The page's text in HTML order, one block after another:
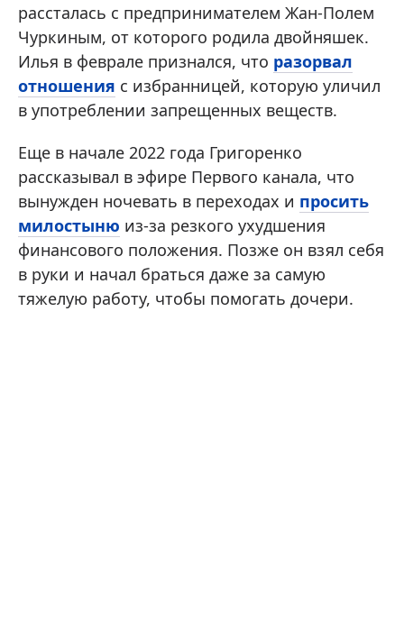
рассталась с предпринимателем Жан-Полем
Чуркиным, от которого родила двойняшек.
Илья в феврале признался, что разорвал
отношения с избранницей, которую уличил
в употреблении запрещенных веществ.
Еще в начале 2022 года Григоренко
рассказывал в эфире Первого канала, что
вынужден ночевать в переходах и просить
милостыню из-за резкого ухудшения
финансового положения. Позже он взял себя
в руки и начал браться даже за самую
тяжелую работу, чтобы помогать дочери.